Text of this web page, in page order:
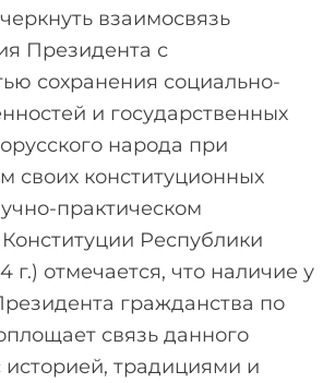
взаимосвязь
Президента с
сохранения социально-
и государственных
народа при
своих конституционных
практическом
Республики
г.) отмечается, что наличие у
гражданства по
связь данного
традициями и